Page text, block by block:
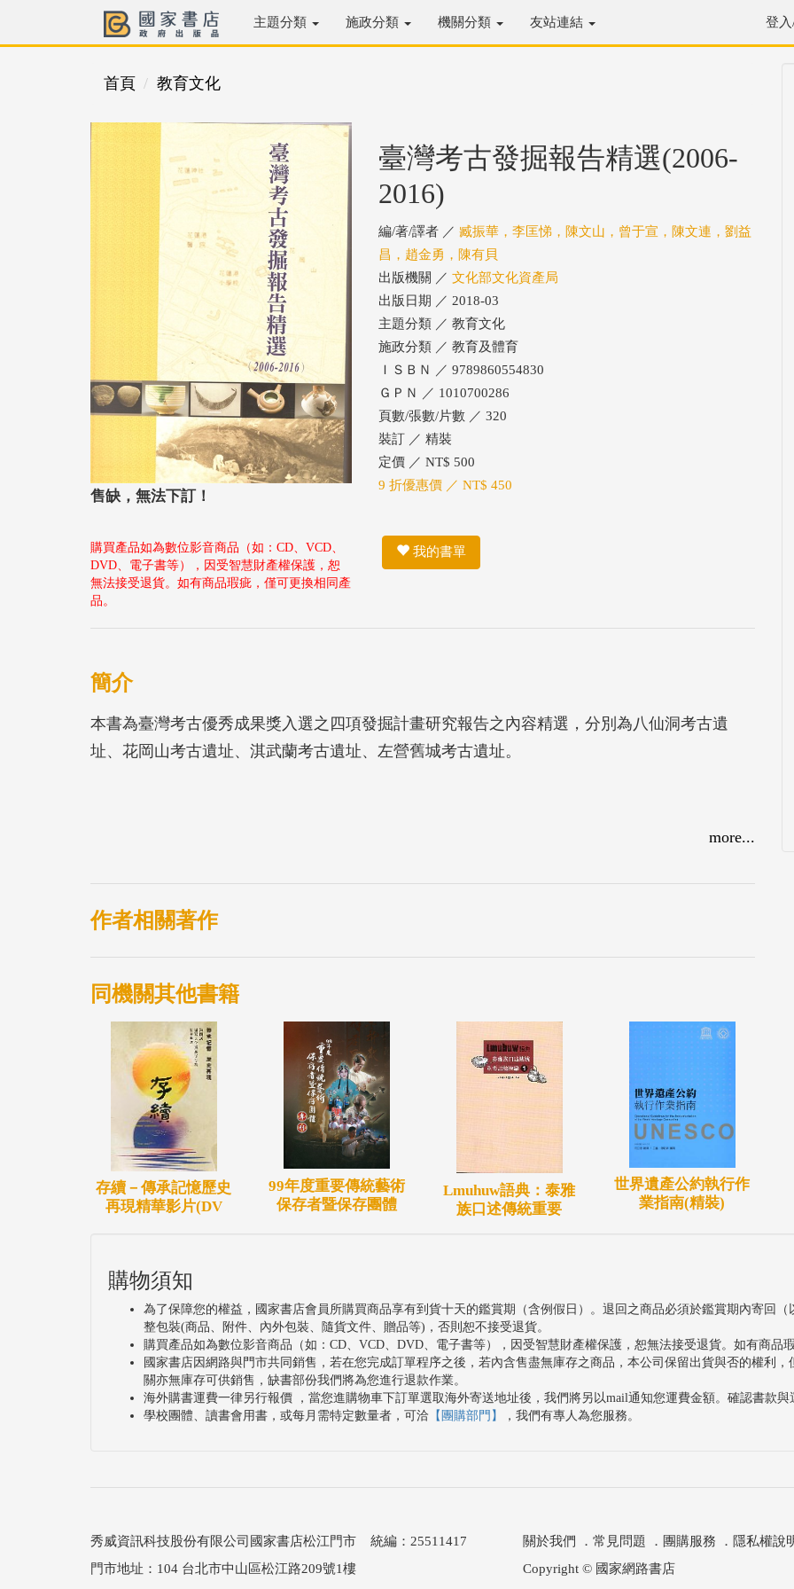
主題分類 施政分類 機關分類 友站連結 登
首頁 教育文化
售缺，無法下訂！
購買產品如為數位影音商品（如：CD、VCD、
DVD、電子書等），因受智慧財產權保護，恕
無法接受退貨。如有商品瑕疵，僅可更換相同產
品。
臺灣考古發掘報告精選(2006-
2016)
編/著/譯者 ／ 臧振華，李匡悌，陳文山，曾于宣，陳文連，劉益
昌，趙金勇，陳有貝
出版機關 ／ 文化部文化資產局
出版日期 ／ 2018-03
主題分類 ／ 教育文化
施政分類 ／ 教育及體育
ＩＳＢＮ ／ 9789860554830
ＧＰＮ ／ 1010700286
頁數/張數/片數 ／ 320
裝訂 ／ 精裝
定價 ／ NT$ 500
9 折優惠價 ／ NT$ 450
我的書單
簡介
本書為臺灣考古優秀成果獎入選之四項發掘計畫研究報告之內容精選，分別為八仙洞考古遺
址、花岡山考古遺址、淇武蘭考古遺址、左營舊城考古遺址。
more...
作者相關著作
同機關其他書籍
存續－傳承記憶歷史
再現精華影片(DV
99年度重要傳統藝術
保存者暨保存團體
Lmuhuw語典：泰雅
族口述傳統重要
世界遺產公約執行作
業指南(精裝)
購物須知
為了保障您的權益，國家書店會員所購買商品享有到貨十天的鑑賞期（含例假日）。退回之商品必須於鑑賞期內寄回
整包裝(商品、附件、內外包裝、隨貨文件、贈品等)，否則恕不接受退貨。
購買產品如為數位影音商品（如：CD、VCD、DVD、電子書等），因受智慧財產權保護，恕無法接受退貨。如有商品
國家書店因網路與門市共同銷售，若在您完成訂單程序之後，若內含售盡無庫存之商品，本公司保留出貨與否的權利
關亦無庫存可供銷售，缺書部份我們將為您進行退款作業。
海外購書運費一律另行報價 ，當您進購物車下訂單選取海外寄送地址後，我們將另以mail通知您運費金額。確認書款
學校團體、讀書會用書，或每月需特定數量者，可洽 【團購部門】 ，我們有專人為您服務。
秀威資訊科技股份有限公司國家書店松江門市 統編：25511417
門市地址：104 台北市中山區松江路209號1樓
關於我們 ． 常見問題 ． 團購服務 ． 隱私權說
Copyright © 國家網路書店